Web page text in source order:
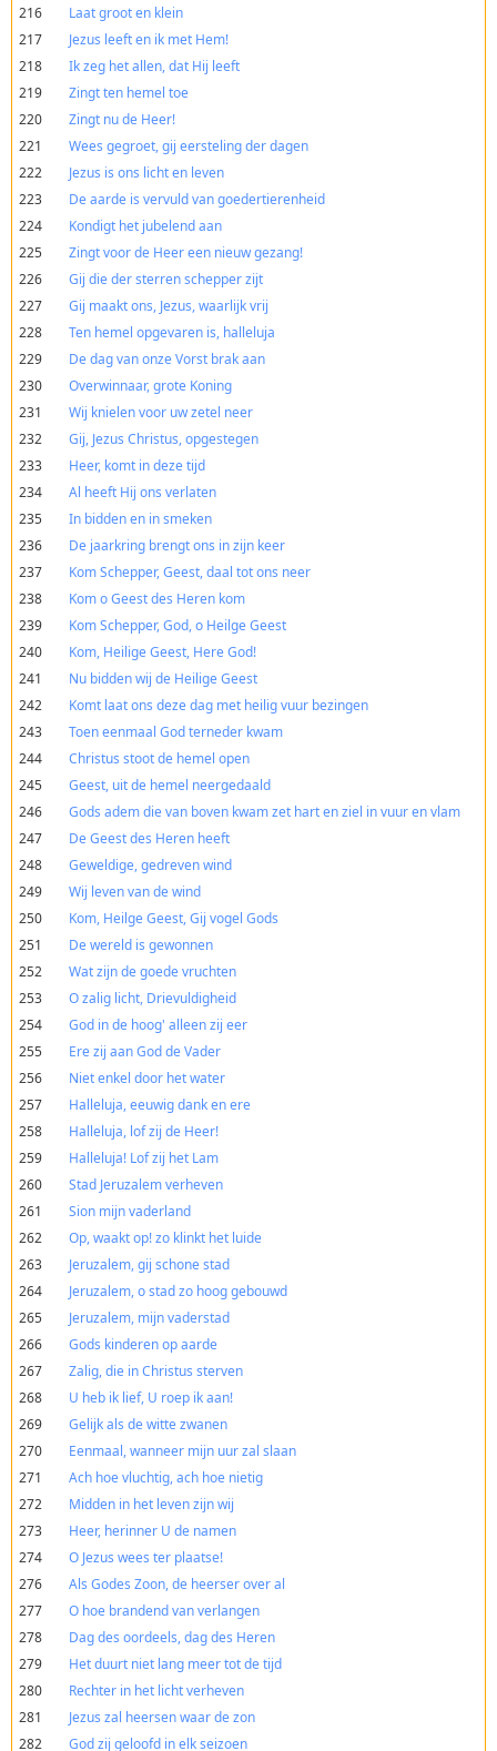
216
Laat groot en klein
217
Jezus leeft en ik met Hem!
218
Ik zeg het allen, dat Hij leeft
219
Zingt ten hemel toe
220
Zingt nu de Heer!
221
Wees gegroet, gij eersteling der dagen
222
Jezus is ons licht en leven
223
De aarde is vervuld van goedertierenheid
224
Kondigt het jubelend aan
225
Zingt voor de Heer een nieuw gezang!
226
Gij die der sterren schepper zijt
227
Gij maakt ons, Jezus, waarlijk vrij
228
Ten hemel opgevaren is, halleluja
229
De dag van onze Vorst brak aan
230
Overwinnaar, grote Koning
231
Wij knielen voor uw zetel neer
232
Gij, Jezus Christus, opgestegen
233
Heer, komt in deze tijd
234
Al heeft Hij ons verlaten
235
In bidden en in smeken
236
De jaarkring brengt ons in zijn keer
237
Kom Schepper, Geest, daal tot ons neer
238
Kom o Geest des Heren kom
239
Kom Schepper, God, o Heilge Geest
240
Kom, Heilige Geest, Here God!
241
Nu bidden wij de Heilige Geest
242
Komt laat ons deze dag met heilig vuur bezingen
243
Toen eenmaal God terneder kwam
244
Christus stoot de hemel open
245
Geest, uit de hemel neergedaald
246
Gods adem die van boven kwam zet hart en ziel in vuur en vlam
247
De Geest des Heren heeft
248
Geweldige, gedreven wind
249
Wij leven van de wind
250
Kom, Heilge Geest, Gij vogel Gods
251
De wereld is gewonnen
252
Wat zijn de goede vruchten
253
O zalig licht, Drievuldigheid
254
God in de hoog' alleen zij eer
255
Ere zij aan God de Vader
256
Niet enkel door het water
257
Halleluja, eeuwig dank en ere
258
Halleluja, lof zij de Heer!
259
Halleluja! Lof zij het Lam
260
Stad Jeruzalem verheven
261
Sion mijn vaderland
262
Op, waakt op! zo klinkt het luide
263
Jeruzalem, gij schone stad
264
Jeruzalem, o stad zo hoog gebouwd
265
Jeruzalem, mijn vaderstad
266
Gods kinderen op aarde
267
Zalig, die in Christus sterven
268
U heb ik lief, U roep ik aan!
269
Gelijk als de witte zwanen
270
Eenmaal, wanneer mijn uur zal slaan
271
Ach hoe vluchtig, ach hoe nietig
272
Midden in het leven zijn wij
273
Heer, herinner U de namen
274
O Jezus wees ter plaatse!
276
Als Godes Zoon, de heerser over al
277
O hoe brandend van verlangen
278
Dag des oordeels, dag des Heren
279
Het duurt niet lang meer tot de tijd
280
Rechter in het licht verheven
281
Jezus zal heersen waar de zon
282
God zij geloofd in elk seizoen